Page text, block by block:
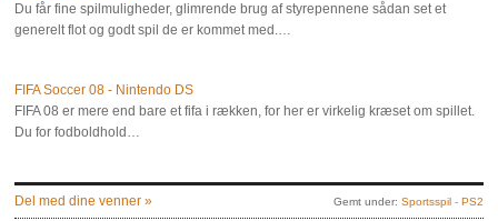
Du får fine spilmuligheder, glimrende brug af styrepennene sådan set et
generelt flot og godt spil de er kommet med.…
FIFA Soccer 08 - Nintendo DS
FIFA 08 er mere end bare et fifa i rækken, for her er virkelig kræset om spillet.
Du for fodboldhold…
Del med dine venner » Gemt under: Sportsspil - PS2